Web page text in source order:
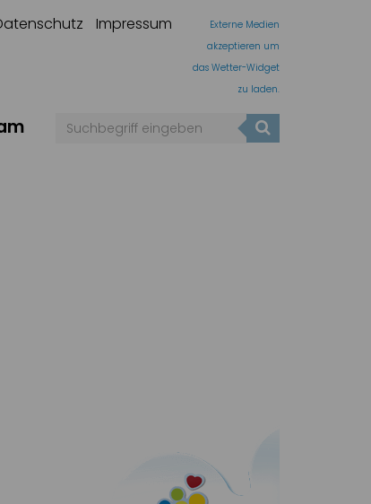
Impressum
Externe Medien
akzeptieren um
das Wetter-Widget
zu laden.